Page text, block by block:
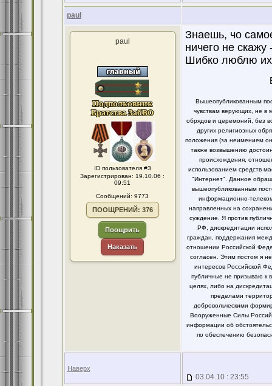
paul
paul
ID пользователя #3
Зарегистрирован: 19.10.06 :
09:51
Сообщений: 9773
ПООЩРЕНИЙ: 376
Поощрить
Наказать
Знаешь, чо
ничего не
Шибко люблю
Вышеопубликованным
чувствам верующих, не в
обрядов и церемоний, без
других религиозных
положения (за неимением
также возвышению
происхождения,
использованием средств
"Интернет". Данное
вышеопубликованным
информационно-
направленных на
суждение. Я против
РФ, дискредитации
граждан, поддержания
отношении Российской
согласен. Этим постом я
интересов Российской
публичные не призываю к
целях, либо на
пределами
добровольческими
Вооруженные Силы
информации об
по обеспечению
Наверх
03.04.10 : 23:55